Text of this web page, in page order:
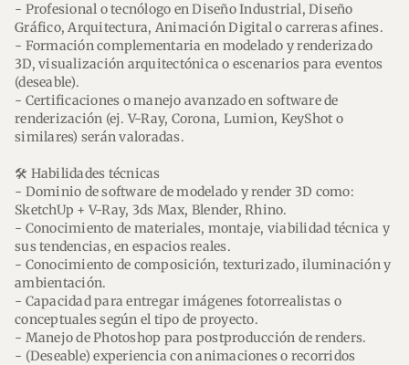
- Profesional o tecnólogo en Diseño Industrial, Diseño
Gráfico, Arquitectura, Animación Digital o carreras afines.
- Formación complementaria en modelado y renderizado
3D, visualización arquitectónica o escenarios para eventos
(deseable).
- Certificaciones o manejo avanzado en software de
renderización (ej. V-Ray, Corona, Lumion, KeyShot o
similares) serán valoradas.
🛠️ Habilidades técnicas
- Dominio de software de modelado y render 3D como:
SketchUp + V-Ray, 3ds Max, Blender, Rhino.
- Conocimiento de materiales, montaje, viabilidad técnica y
sus tendencias, en espacios reales.
- Conocimiento de composición, texturizado, iluminación y
ambientación.
- Capacidad para entregar imágenes fotorrealistas o
conceptuales según el tipo de proyecto.
- Manejo de Photoshop para postproducción de renders.
- (Deseable) experiencia con animaciones o recorridos